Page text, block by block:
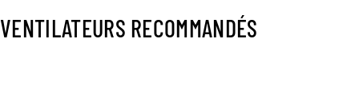
VENTILATEURS RECOMMANDÉS